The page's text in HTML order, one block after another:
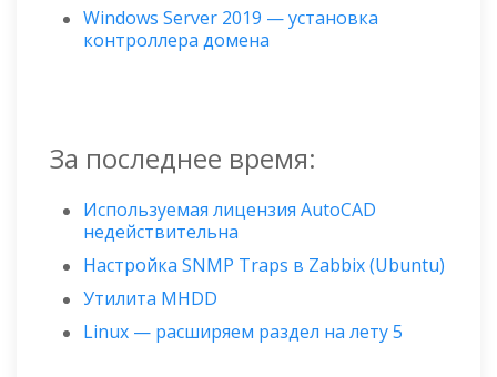
Windows Server 2019 — установка
контроллера домена
За последнее время:
Используемая лицензия AutoCAD
недействительна
Настройка SNMP Traps в Zabbix (Ubuntu)
Утилита MHDD
Linux — расширяем раздел на лету 5